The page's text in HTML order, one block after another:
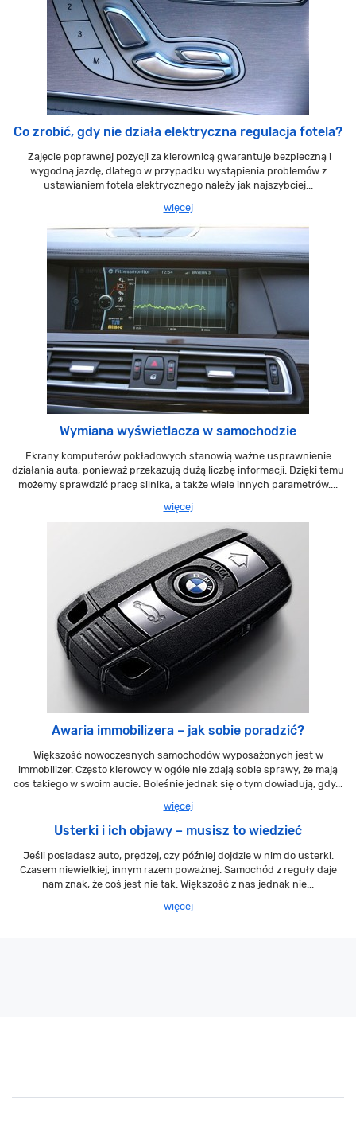
Co zrobić, gdy nie działa elektryczna regulacja fotela?
Zajęcie poprawnej pozycji za kierownicą gwarantuje bezpieczną i
wygodną jazdę, dlatego w przypadku wystąpienia problemów z
ustawianiem fotela elektrycznego należy jak najszybciej...
więcej
Wymiana wyświetlacza w samochodzie
Ekrany komputerów pokładowych stanowią ważne usprawnienie
działania auta, ponieważ przekazują dużą liczbę informacji. Dzięki temu
możemy sprawdzić pracę silnika, a także wiele innych parametrów....
więcej
Awaria immobilizera – jak sobie poradzić?
Większość nowoczesnych samochodów wyposażonych jest w
immobilizer. Często kierowcy w ogóle nie zdają sobie sprawy, że mają
cos takiego w swoim aucie. Boleśnie jednak się o tym dowiadują, gdy...
więcej
Usterki i ich objawy – musisz to wiedzieć
Jeśli posiadasz auto, prędzej, czy później dojdzie w nim do usterki.
Czasem niewielkiej, innym razem poważnej. Samochód z reguły daje
nam znak, że coś jest nie tak. Większość z nas jednak nie...
więcej